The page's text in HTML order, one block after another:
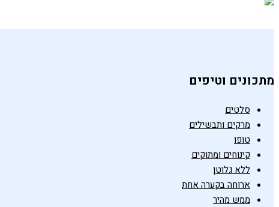
מתכונים וטיפים
סלטים
מרקים ותבשילים
טופו
קינוחים ומתוקים
ללא גלוטן
ארוחה בקערה אחת
ממש מהיר